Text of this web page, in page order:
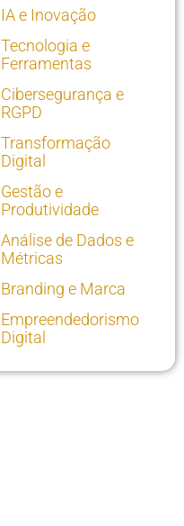
IA e Inovação
Tecnologia e
Ferramentas
Cibersegurança e
RGPD
Transformação
Digital
Gestão e
Produtividade
Análise de Dados e
Métricas
Branding e Marca
Empreendedorismo
Digital